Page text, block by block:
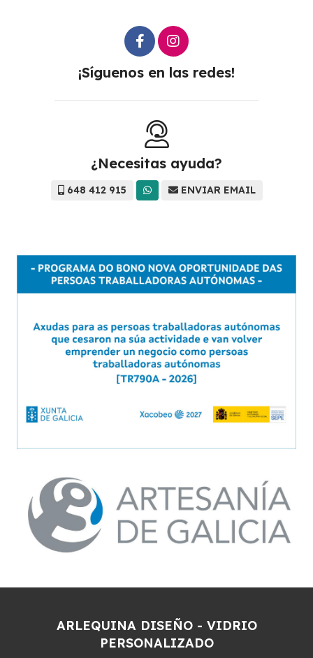
¡Síguenos en las redes!
¿Necesitas ayuda?
648 412 915 ENVIAR EMAIL
ARLEQUINA DISEÑO - VIDRIO
PERSONALIZADO